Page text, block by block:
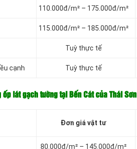
110.000đ/m² – 175.000đ/m²
115.000đ/m² – 185.000đ/m²
Tuỳ thực tế
cạnh Tuỳ thực tế
ốp lát gạch tường tại Bến Cát của Thái Sơn
Đơn giá vật tư
80.000đ/m² – 145.000đ/m²